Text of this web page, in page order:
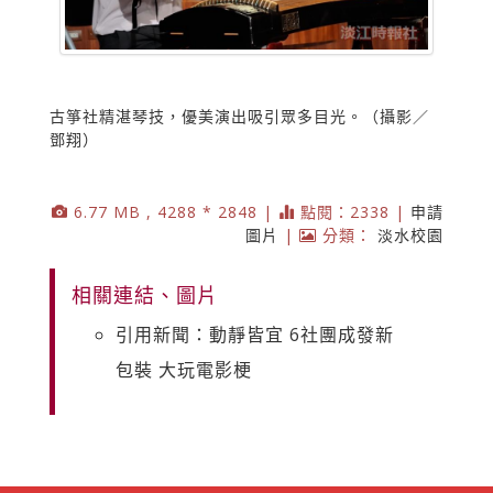
古箏社精湛琴技，優美演出吸引眾多目光。（攝影／
鄧翔）
6.77 MB , 4288 * 2848 | 點閱：2338 | 申請
圖片
| 分類： 淡水校園
相關連結、圖片
引用新聞：動靜皆宜 6社團成發新
包裝 大玩電影梗